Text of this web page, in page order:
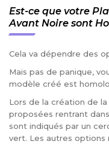
Est-ce que votre
Avant Noire sont
Cela va dépendre des
Mais pas de panique,
modèle créé est
Lors de la création de
proposées rentrant
sont indiqués par un
vert. Les autres